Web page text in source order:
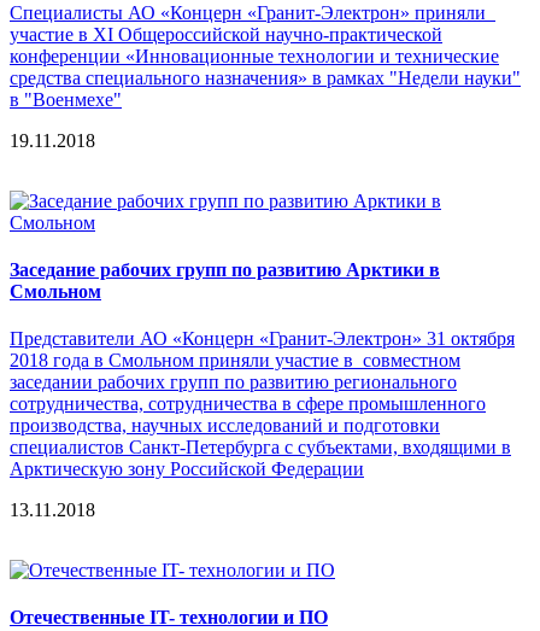
Специалисты АО «Концерн «Гранит-Электрон» приняли
участие в XI Общероссийской научно-практической
конференции «Инновационные технологии и технические
средства специального назначения» в рамках "Недели науки"
в "Военмехе"
19.11.2018
Заседание рабочих групп по развитию Арктики в
Смольном
Представители АО «Концерн «Гранит-Электрон» 31 октября
2018 года в Смольном приняли участие в совместном
заседании рабочих групп по развитию регионального
сотрудничества, сотрудничества в сфере промышленного
производства, научных исследований и подготовки
специалистов Санкт-Петербурга с субъектами, входящими в
Арктическую зону Российской Федерации
13.11.2018
Отечественные IT- технологии и ПО